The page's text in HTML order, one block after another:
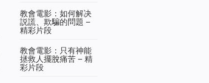
教會電影：如何解决
説謊、欺騙的問題 –
精彩片段
教會電影：只有神能
拯救人擺脫痛苦 – 精
彩片段